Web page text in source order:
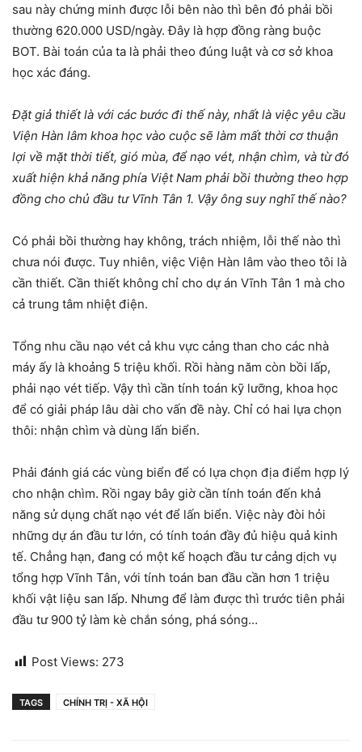
sau này chứng minh được lỗi bên nào thì bên đó phải bồi
thường 620.000 USD/ngày. Đây là hợp đồng ràng buộc
BOT. Bài toán của ta là phải theo đúng luật và cơ sở khoa
học xác đáng.
Đặt giả thiết là với các bước đi thế này, nhất là việc yêu cầu
Viện Hàn lâm khoa học vào cuộc sẽ làm mất thời cơ thuận
lợi về mặt thời tiết, gió mùa, để nạo vét, nhận chìm, và từ đó
xuất hiện khả năng phía Việt Nam phải bồi thường theo hợp
đồng cho chủ đầu tư Vĩnh Tân 1. Vậy ông suy nghĩ thế nào?
Có phải bồi thường hay không, trách nhiệm, lỗi thế nào thì
chưa nói được. Tuy nhiên, việc Viện Hàn lâm vào theo tôi là
cần thiết. Cần thiết không chỉ cho dự án Vĩnh Tân 1 mà cho
cả trung tâm nhiệt điện.
Tổng nhu cầu nạo vét cả khu vực cảng than cho các nhà
máy ấy là khoảng 5 triệu khối. Rồi hàng năm còn bồi lấp,
phải nạo vét tiếp. Vậy thì cần tính toán kỹ lưỡng, khoa học
để có giải pháp lâu dài cho vấn đề này. Chỉ có hai lựa chọn
thôi: nhận chìm và dùng lấn biển.
Phải đánh giá các vùng biển để có lựa chọn địa điểm hợp lý
cho nhận chìm. Rồi ngay bây giờ cần tính toán đến khả
năng sử dụng chất nạo vét để lấn biển. Việc này đòi hỏi
những dự án đầu tư lớn, có tính toán đầy đủ hiệu quả kinh
tế. Chẳng hạn, đang có một kế hoạch đầu tư cảng dịch vụ
tổng hợp Vĩnh Tân, với tính toán ban đầu cần hơn 1 triệu
khối vật liệu san lấp. Nhưng để làm được thì trước tiên phải
đầu tư 900 tỷ làm kè chắn sóng, phá sóng…
Post Views: 273
TAGS CHÍNH TRỊ - XÃ HỘI